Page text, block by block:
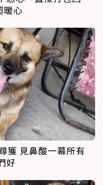
暖心
獲 見鼻酸一幕所有
好